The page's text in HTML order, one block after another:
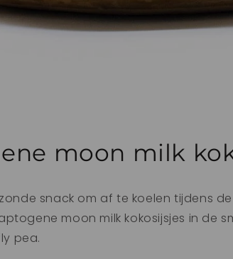
moon milk
snack om af te koelen tijdens
moon milk kokosijsjes in de
pea.